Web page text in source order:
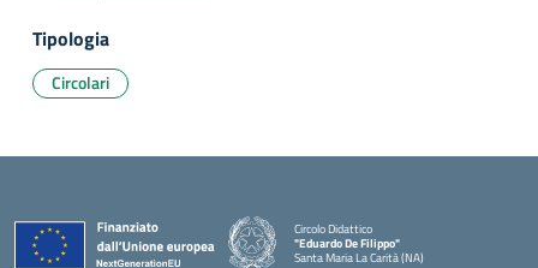
Tipologia
Circolari
Circolo Didattico
"Eduardo De Filippo"
Santa Maria La Carità (NA)